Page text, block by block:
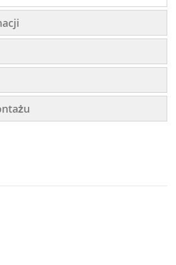
głównym elementem dekoracyjnym
każdego swoim designem i
Oświetlenie LED delikatnie akcentuje
tworząc wieczorami przytulną
i praktyczność w jednym, dzięki tej
rtv!